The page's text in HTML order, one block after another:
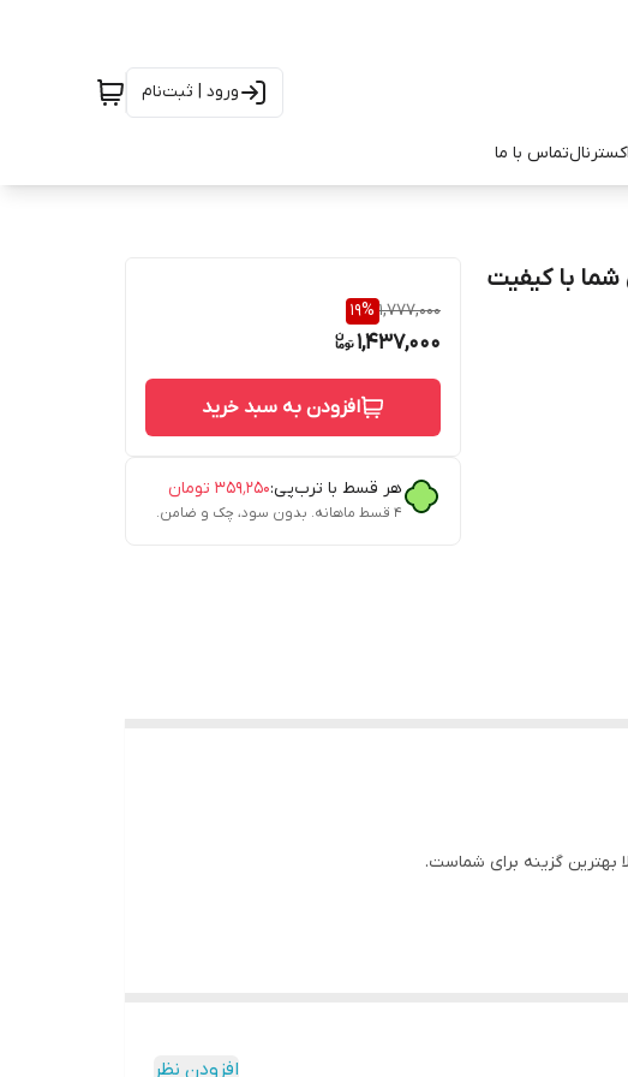
ورود | ثبت‌نام
تماس با ما
1,777,000
19%
1,437,000
افزودن به سبد خرید
هر قسط با ترب‌پی:۳۵۹٬۲۵۰ تومان
۴ قسط ماهانه. بدون سود، چک و ضامن.
بهترین گزینه برای شماست.
افزودن نظر